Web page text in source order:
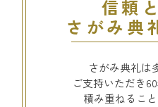
信頼
さがみ典
さがみ典礼は
ご支持いただき
積み重ねるこ